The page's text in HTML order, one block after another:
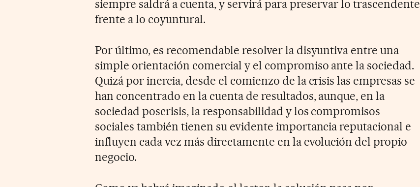
siempre saldrá a cuenta, y servirá para preservar lo trascendente
frente a lo coyuntural.
Por último, es recomendable resolver la disyuntiva entre una
simple orientación comercial y el compromiso ante la sociedad.
Quizá por inercia, desde el comienzo de la crisis las empresas se
han concentrado en la cuenta de resultados, aunque, en la
sociedad poscrisis, la responsabilidad y los compromisos
sociales también tienen su evidente importancia reputacional e
influyen cada vez más directamente en la evolución del propio
negocio.